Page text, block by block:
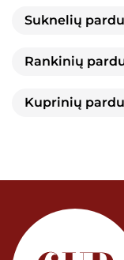
Suknelių
Rankinių
Kuprinių